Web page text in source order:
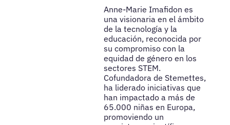
Anne-Marie Imafidon es
una visionaria en el ámbito
de la tecnología y la
educación, reconocida por
su compromiso con la
equidad de género en los
sectores STEM.
Cofundadora de Stemettes,
ha liderado iniciativas que
han impactado a más de
65.000 niñas en Europa,
promoviendo un